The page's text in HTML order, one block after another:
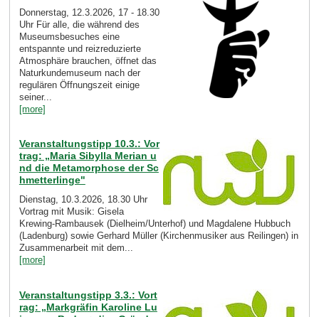
Donnerstag, 12.3.2026, 17 - 18.30
Uhr Für alle, die während des
Museumsbesuches eine
entspannte und reizreduzierte
Atmosphäre brauchen, öffnet das
Naturkundemuseum nach der
regulären Öffnungszeit einige
seiner...
[more]
Veranstaltungstipp 10.3.: Vor
trag: „Maria Sibylla Merian u
nd die Metamorphose der Sc
hmetterlinge"
Dienstag, 10.3.2026, 18.30 Uhr
Vortrag mit Musik: Gisela
Krewing-Rambausek (Dielheim/Unterhof) und Magdalene Hubbuch
(Ladenburg) sowie Gerhard Müller (Kirchenmusiker aus Reilingen) in
Zusammenarbeit mit dem...
[more]
Veranstaltungstipp 3.3.: Vort
rag: „Markgräfin Karoline Lu